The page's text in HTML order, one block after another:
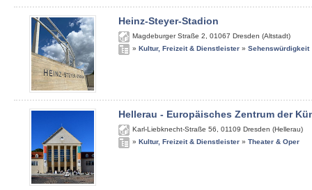
Heinz-Steyer-Stadion
Magdeburger Straße 2 01067 Dresden (Altstadt)
» Kultur, Freizeit & Dienstleister » Sehenswürdigkeit
Hellerau - Europäisches Zentrum der
Karl-Liebknecht-Straße 56 01109 Dresden (Hellerau)
» Kultur, Freizeit & Dienstleister » Theater & Oper